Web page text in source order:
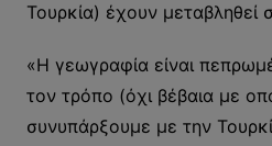
Τουρκία) έχουν μεταβληθεί
«Η γεωγραφία είναι
τον τρόπο (όχι βέβαια με
συνυπάρξουμε με την